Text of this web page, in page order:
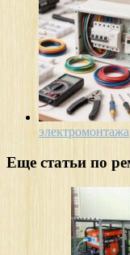
электромонтажа
Еще статьи по